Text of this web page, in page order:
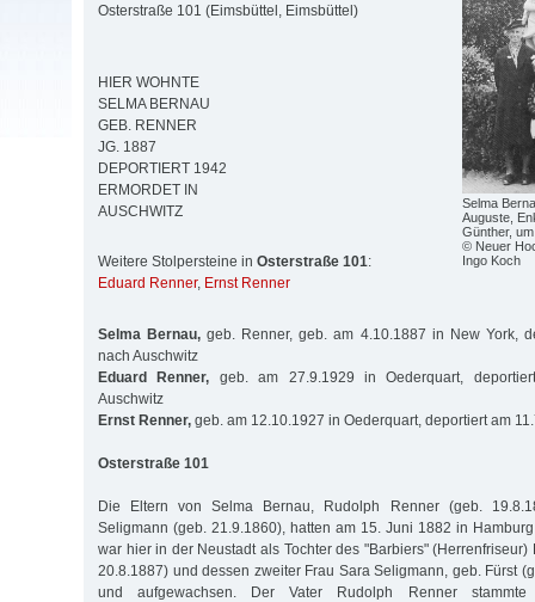
Selma
Auguste,
Günther,
© Neuer
Ingo Koch
Osterstraße 101 (Eimsbüttel, Eimsbüttel)
HIER WOHNTE
SELMA BERNAU
GEB. RENNER
JG. 1887
DEPORTIERT 1942
ERMORDET IN
AUSCHWITZ
Weitere Stolpersteine in Osterstraße 101:
Eduard Renner, Ernst Renner
Selma Bernau, geb. Renner, geb. am 4.10.1887 in New York,
nach Auschwitz
Eduard Renner, geb. am 27.9.1929 in Oederquart,
Auschwitz
Ernst Renner, geb. am 12.10.1927 in Oederquart, deportiert am
Osterstraße 101
Die Eltern von Selma Bernau, Rudolph Renner (geb.
Seligmann (geb. 21.9.1860), hatten am 15. Juni 1882 in
war hier in der Neustadt als Tochter des "Barbiers" (Herrenfriseur)
20.8.1887) und dessen zweiter Frau Sara Seligmann, geb. Fürst
und aufgewachsen. Der Vater Rudolph Renner